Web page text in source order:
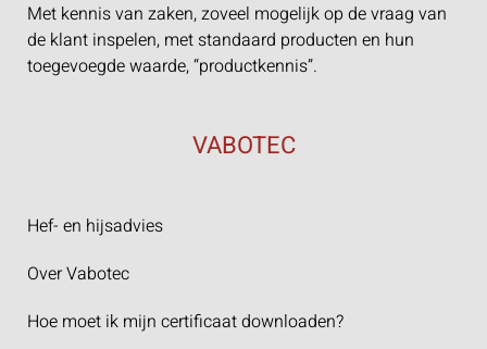
Met kennis van zaken, zoveel mogelijk op de vraag van
de klant inspelen, met standaard producten en hun
toegevoegde waarde, “productkennis”.
VABOTEC
Hef- en hijsadvies
Over Vabotec
Hoe moet ik mijn certificaat downloaden?